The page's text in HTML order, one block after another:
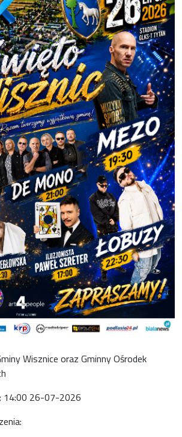
Wisznice oraz Gminny Ośrodek
14:00 26-07-2026